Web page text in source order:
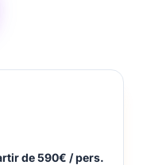
de 590€ / pers.